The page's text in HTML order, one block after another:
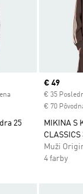
25
Current
€ 49
€ 35
€ 70
MIKINA S
Muži
4 farby